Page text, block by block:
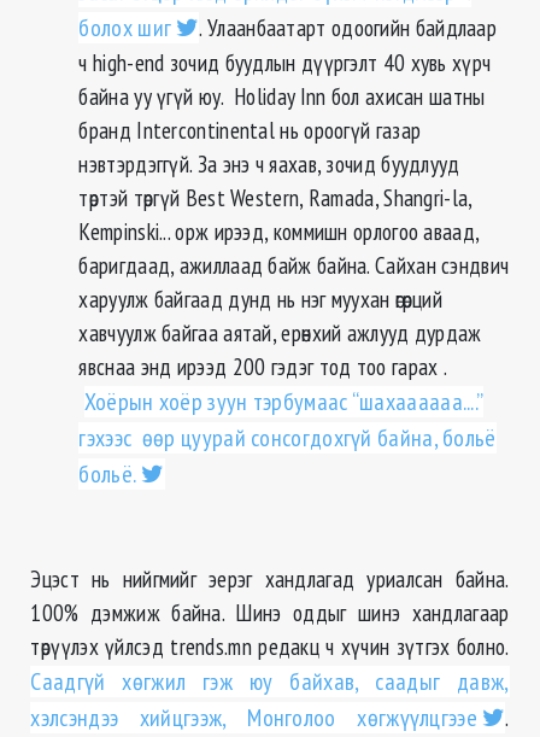
болох шиг
. Улаанбаатарт одоогийн байдлаар
ч high-end зочид буудлын дүүргэлт 40 хувь хүрч
байна уу үгүй юу. Holiday Inn бол ахисан шатны
бранд Intercontinental нь ороогүй газар
нэвтэрдэггүй. За энэ ч яахав, зочид буудлууд
төртэй төргүй Best Western, Ramada, Shangri-la,
Kempinski... орж ирээд, коммишн орлогоо аваад,
баригдаад, ажиллаад байж байна. Сайхан сэндвич
харуулж байгаад дунд нь нэг муухан өгөрций
хавчуулж байгаа аятай, ерөнхий ажлууд дурдаж
явснаа энд ирээд 200 гэдэг тод тоо гарах .
Хоёрын хоёр зуун тэрбумаас “шахаааааа....”
гэхээс өөр цуурай сонсогдохгүй байна, больё
больё.
Эцэст нь нийгмийг эерэг хандлагад уриалсан байна.
100% дэмжиж байна. Шинэ оддыг шинэ хандлагаар
төрүүлэх үйлсэд trends.mn редакц ч хүчин зүтгэх болно.
Саадгүй хөгжил гэж юу байхав, саадыг давж,
хэлсэндээ хийцгээж, Монголоо хөгжүүлцгээе
.